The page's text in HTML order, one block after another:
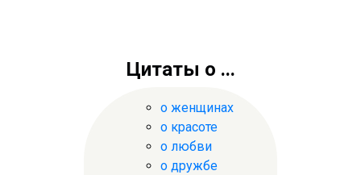
Цитаты о ...
о женщинах
о красоте
о любви
о дружбе